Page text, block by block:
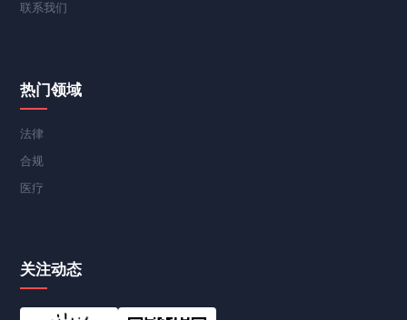
联系我们
热门领域
法律
合规
医疗
关注动态